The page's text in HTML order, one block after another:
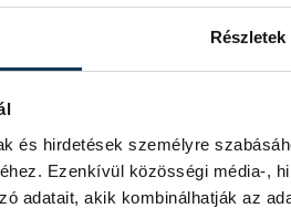
Részletek
és hirdetések személyre
Ezenkívül közösségi média-,
adatait, akik kombinálhatják az